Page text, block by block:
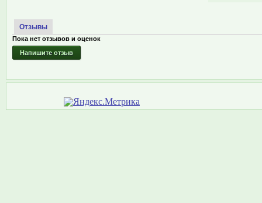
Отзывы
Пока нет отзывов и оценок
Напишите отзыв